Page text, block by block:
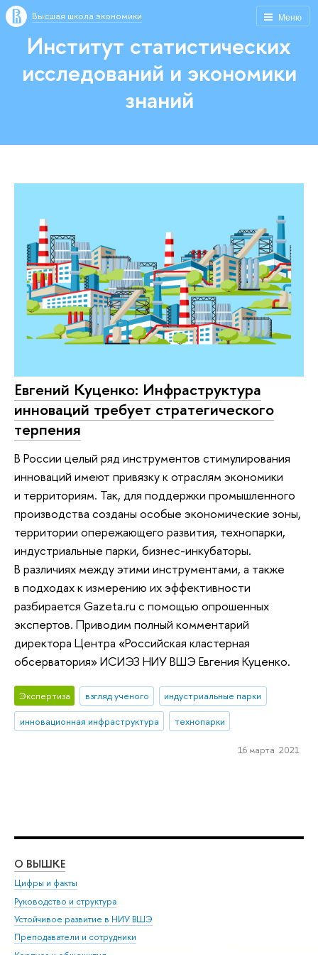
Меню
Высшая школа экономики
Институт статистических
исследований и экономики
знаний
Евгений Куценко: Инфраструктура
инноваций требует стратегического
терпения
В России целый ряд инструментов стимулирования
инноваций имеют привязку к отраслям экономики
и территориям. Так, для поддержки промышленного
производства созданы особые экономические зоны,
территории опережающего развития, технопарки,
индустриальные парки, бизнес-инкубаторы.
В различиях между этими инструментами, а также
в подходах к измерению их эффективности
разбирается Gazeta.ru с помощью опрошенных
экспертов. Приводим полный комментарий
директора Центра «Российская кластерная
обсерватория» ИСИЭЗ НИУ ВШЭ Евгения Куценко.
Экспертиза взгляд ученого
индустриальные парки
инновационная инфраструктура
технопарки
16 марта 2021
О ВЫШКЕ
Цифры и факты
Руководство и структура
Устойчивое развитие в НИУ ВШЭ
Преподаватели и сотрудники